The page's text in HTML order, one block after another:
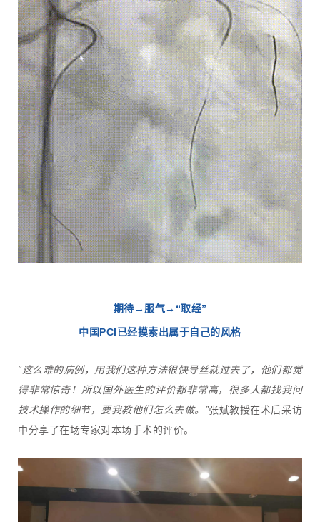
期待→服气→“取经”
中国PCI已经摸索出属于自己的风格
“这么难的病例，用我们这种方法很快导丝就过去了，他们都觉
得非常惊奇！所以国外医生的评价都非常高，很多人都找我问
技术操作的细节，要我教他们怎么去做。”张斌教授在术后采访
中分享了在场专家对本场手术的评价。